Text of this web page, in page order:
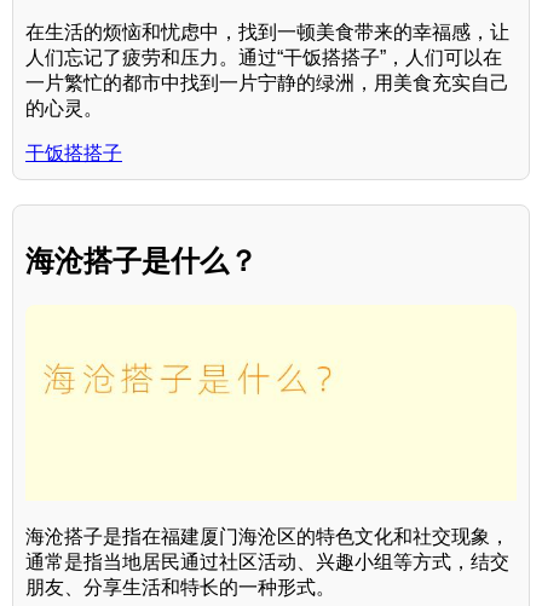
在生活的烦恼和忧虑中，找到一顿美食带来的幸福感，让
人们忘记了疲劳和压力。通过“干饭搭搭子”，人们可以在
一片繁忙的都市中找到一片宁静的绿洲，用美食充实自己
的心灵。
干饭搭搭子
海沧搭子是什么？
海沧搭子是指在福建厦门海沧区的特色文化和社交现象，
通常是指当地居民通过社区活动、兴趣小组等方式，结交
朋友、分享生活和特长的一种形式。